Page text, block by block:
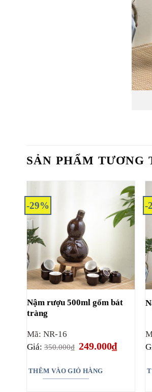
SẢN PHẨM TƯƠNG
-29%
Nậm rượu 500ml gốm bát
tràng
Mã: NR-16
Giá:350.000₫ Giá
gốc
350.000₫.
249.000₫Giá
hiện
THÊM VÀO GIỎ HÀNG
-